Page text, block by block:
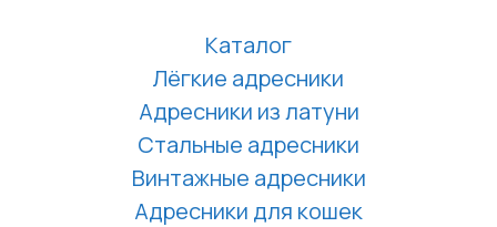
Каталог
Лёгкие адресники
Адресники из латуни
Стальные адресники
Винтажные адресники
Адресники для кошек